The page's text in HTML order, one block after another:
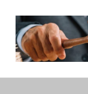
contenido